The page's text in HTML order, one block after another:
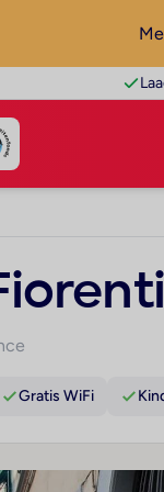
Gratis WiFi